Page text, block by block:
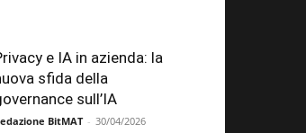
e IA in azienda: la
sfida della
sull’IA
BitMAT - 30/04/2026